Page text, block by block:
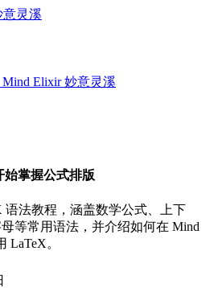
灵溪
Mind Elixir妙意灵溪
始掌握公式排版
语法教程，涵盖数学公式、上下
等常用语法，并介绍如何在 Mind
LaTeX。